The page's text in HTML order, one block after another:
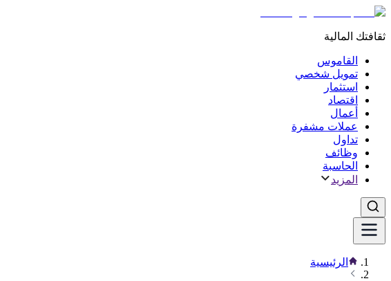
ثقافتك المالية
القاموس
تمويل شخصي
استثمار
اقتصاد
أعمال
عملات مشفرة
تداول
وظائف
الحاسبة
المزيد
الرئيسية